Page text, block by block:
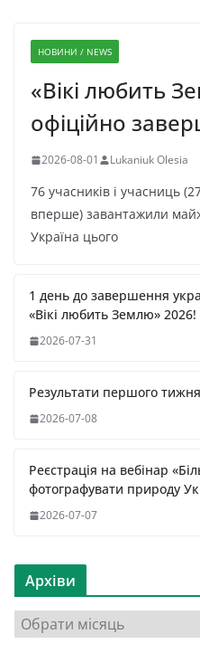
НОВИНИ / NEWS
«Вікі любить
офіційно
2026-08-01 Lukaniuk Olesia
76 учасників і учасниць
вперше) завантажили
Україна цього
1 день до завершення
«Вікі любить Землю» 2026!
2026-07-31
Результати першого
2026-07-08
Реєстрація на вебінар
фотографувати природу
2026-07-07
Архіви
р